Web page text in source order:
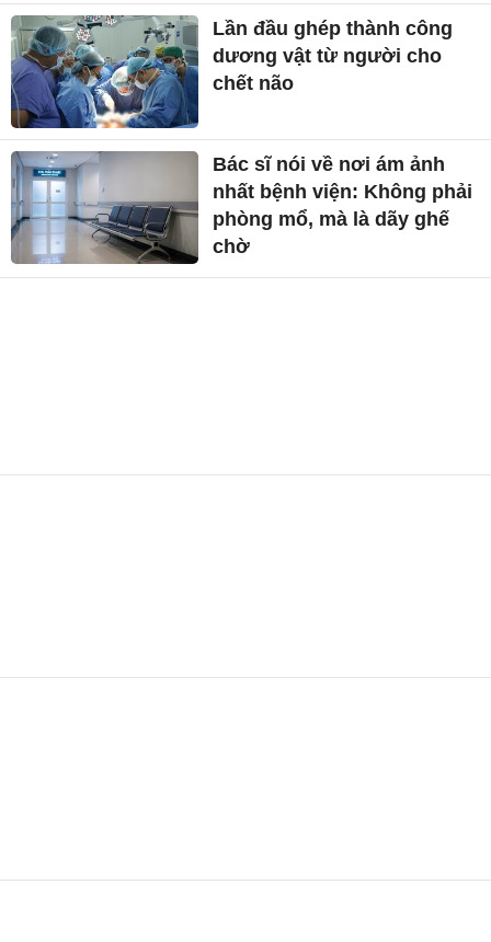
Lần đầu ghép thành công
dương vật từ người cho
chết não
Bác sĩ nói về nơi ám ảnh
nhất bệnh viện: Không phải
phòng mổ, mà là dãy ghế
chờ